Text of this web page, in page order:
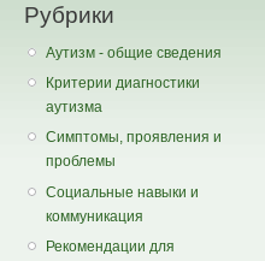
Рубрики
Аутизм - общие сведения
Критерии диагностики
аутизма
Симптомы, проявления и
проблемы
Социальные навыки и
коммуникация
Рекомендации для